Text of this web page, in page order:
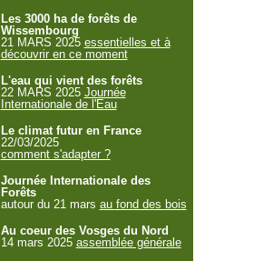
Les 3000 ha de forêts de
Wissembourg
21 MARS 2025 essentielles et à
découvrir en ce moment
L'eau qui vient des forêts
22 MARS 2025 Journée
Internationale de l'Eau
Le climat futur en France
22/03/2025
comment s'adapter ?
Journée Internationale des
Forêts
autour du 21 mars au fond des bois
Au coeur des Vosges du Nord
14 mars 2025 assemblée générale